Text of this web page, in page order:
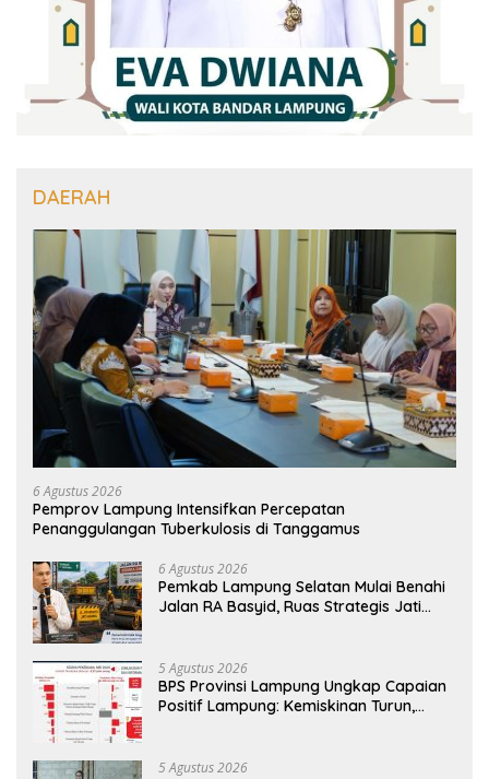
DAERAH
6 Agustus 2026
Pemprov Lampung Intensifkan Percepatan
Penanggulangan Tuberkulosis di Tanggamus
6 Agustus 2026
Pemkab Lampung Selatan Mulai Benahi
Jalan RA Basyid, Ruas Strategis Jati
5 Agustus 2026
BPS Provinsi Lampung Ungkap Capaian
Positif Lampung: Kemiskinan Turun,
5 Agustus 2026